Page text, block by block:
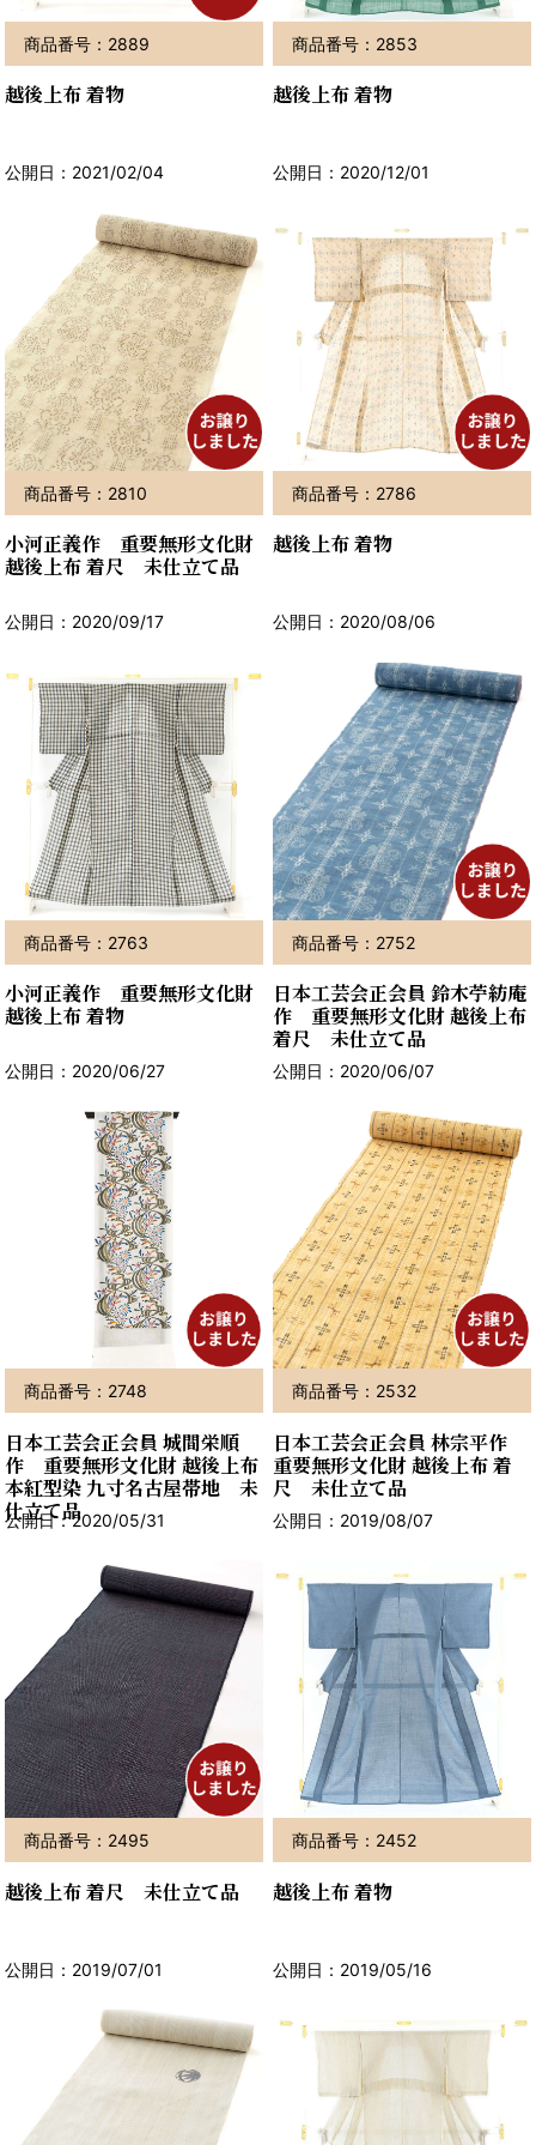
商品番号：2889
越後上布 着物
公開日：2021/02/04
商品番号：2853
越後上布 着物
公開日：2020/12/01
商品番号：2810
小河正義作 重要無形文化財
越後上布 着尺 未仕立て品
公開日：2020/09/17
商品番号：2786
越後上布 着物
公開日：2020/08/06
商品番号：2763
小河正義作 重要無形文化財
越後上布 着物
公開日：2020/06/27
商品番号：2752
日本工芸会正会員 鈴木苧紡庵
作 重要無形文化財 越後上布
着尺 未仕立て品
公開日：2020/06/07
商品番号：2748
日本工芸会正会員 城間栄順
作 重要無形文化財 越後上布
本紅型染 九寸名古屋帯地 未
仕立て品
公開日：2020/05/31
商品番号：2532
日本工芸会正会員 林宗平作
重要無形文化財 越後上布 着
尺 未仕立て品
公開日：2019/08/07
商品番号：2495
越後上布 着尺 未仕立て品
公開日：2019/07/01
商品番号：2452
越後上布 着物
公開日：2019/05/16